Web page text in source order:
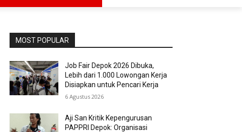
MOST POPULAR
Job Fair Depok 2026 Dibuka,
Lebih dari 1.000 Lowongan Kerja
Disiapkan untuk Pencari Kerja
6 Agustus 2026
Aji San Kritik Kepengurusan
PAPPRI Depok: Organisasi